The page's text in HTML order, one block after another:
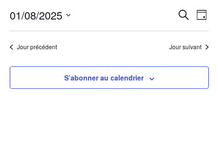
et
de
Jour
01/08/2025
Sélectionnez
uneJour précédent Jour suivant
S’abonner au calendrier